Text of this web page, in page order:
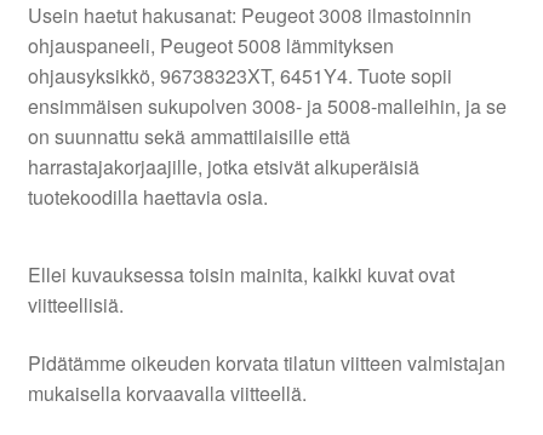
Usein haetut hakusanat: Peugeot 3008 ilmastoinnin
ohjauspaneeli, Peugeot 5008 lämmityksen
ohjausyksikkö, 96738323XT, 6451Y4. Tuote sopii
ensimmäisen sukupolven 3008- ja 5008-malleihin, ja se
on suunnattu sekä ammattilaisille että
harrastajakorjaajille, jotka etsivät alkuperäisiä
tuotekoodilla haettavia osia.
Ellei kuvauksessa toisin mainita, kaikki kuvat ovat
viitteellisiä.
Pidätämme oikeuden korvata tilatun viitteen valmistajan
mukaisella korvaavalla viitteellä.